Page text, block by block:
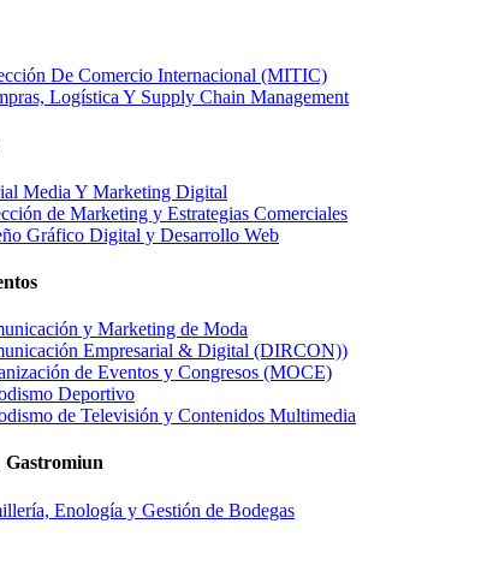
De Comercio Internacional (MITIC)
Logística Y Supply Chain Management
Media Y Marketing Digital
de Marketing y Estrategias Comerciales
Gráfico Digital y Desarrollo Web
y Marketing de Moda
Empresarial & Digital (DIRCON))
de Eventos y Congresos (MOCE)
Deportivo
de Televisión y Contenidos Multimedia
Gastromiun
Enología y Gestión de Bodegas